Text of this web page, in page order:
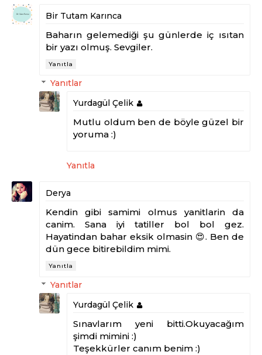
Bir Tutam Karınca
Baharın gelemediği şu günlerde iç ısıtan
bir yazı olmuş. Sevgiler.
Yanıtla
Yanıtlar
Yurdagül Çelik
Mutlu oldum ben de böyle güzel bir
yoruma :)
Yanıtla
Derya
Kendin gibi samimi olmus yanitlarin da
canim. Sana iyi tatiller bol bol gez.
Hayatindan bahar eksik olmasin 😍. Ben de
dün gece bitirebildim mimi.
Yanıtla
Yanıtlar
Yurdagül Çelik
Sınavlarım yeni bitti.Okuyacağım
şimdi mimini :)
Teşekkürler canım benim :)